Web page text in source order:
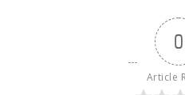
0
Article